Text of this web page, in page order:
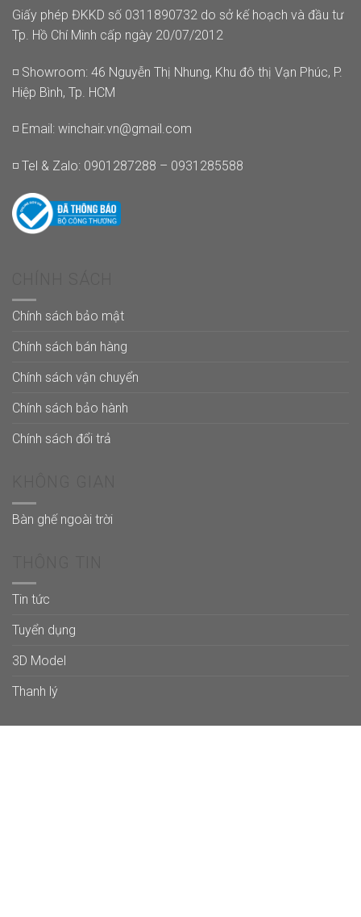
Giấy phép ĐKKD số 0311890732 do sở kế hoạch và đầu tư
Tp. Hồ Chí Minh cấp ngày 20/07/2012
◽ Showroom: 46 Nguyễn Thị Nhung, Khu đô thị Vạn Phúc, P.
Hiệp Bình, Tp. HCM
◽ Email: winchair.vn@gmail.com
◽ Tel & Zalo: 0901287288 – 0931285588
Chính sách bảo mật
Chính sách bán hàng
Chính sách vận chuyển
Chính sách bảo hành
Chính sách đổi trả
Bàn ghế ngoài trời
Tin tức
Tuyển dụng
3D Model
Thanh lý